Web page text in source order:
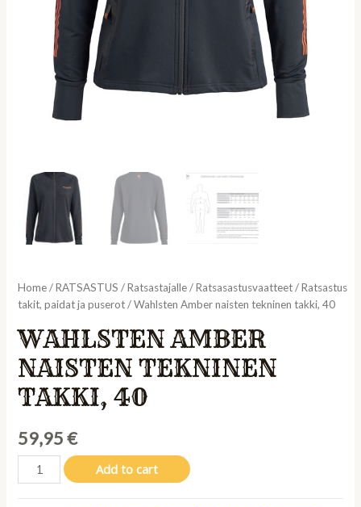
Home/RATSASTUS /Ratsastajalle/Ratsasastusvaatteet/Ratsastus
takit, paidat ja puserot/ Wahlsten Amber naisten tekninen takki, 40
WAHLSTEN AMBER
NAISTEN TEKNINEN
TAKKI, 40
59,95€
Wahlsten
Amber
Add to cart